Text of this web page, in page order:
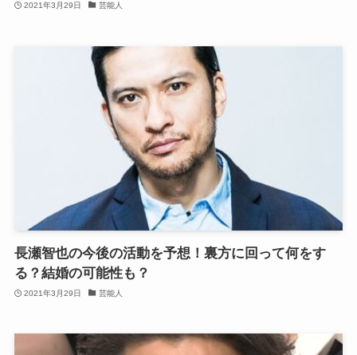
2021年3月29日 芸能人
長瀬智也の今後の活動を予想！裏方に回って何をす
る？結婚の可能性も？
2021年3月29日 芸能人